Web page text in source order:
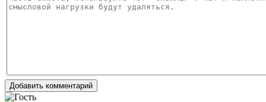
Добавить комментарий